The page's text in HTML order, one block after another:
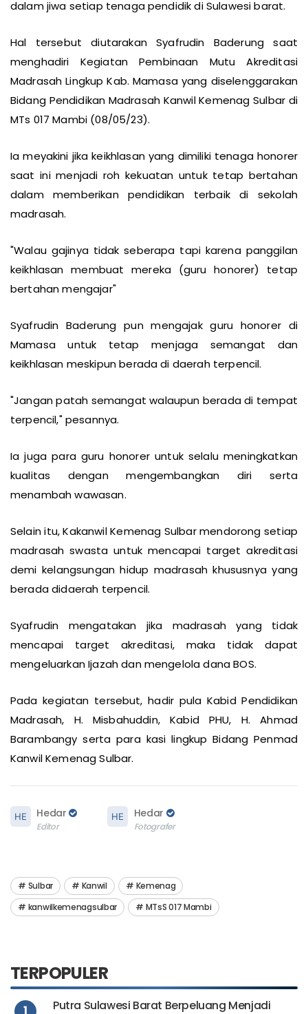
dalam jiwa setiap tenaga pendidik di Sulawesi barat.
Hal tersebut diutarakan Syafrudin Baderung saat
menghadiri Kegiatan Pembinaan Mutu Akreditasi
Madrasah Lingkup Kab. Mamasa yang diselenggarakan
Bidang Pendidikan Madrasah Kanwil Kemenag Sulbar di
MTs 017 Mambi (08/05/23).
Ia meyakini jika keikhlasan yang dimiliki tenaga honorer
saat ini menjadi roh kekuatan untuk tetap bertahan
dalam memberikan pendidikan terbaik di sekolah
madrasah.
"Walau gajinya tidak seberapa tapi karena panggilan
keikhlasan membuat mereka (guru honorer) tetap
bertahan mengajar"
Syafrudin Baderung pun mengajak guru honorer di
Mamasa untuk tetap menjaga semangat dan
keikhlasan meskipun berada di daerah terpencil.
"Jangan patah semangat walaupun berada di tempat
terpencil," pesannya.
Ia juga para guru honorer untuk selalu meningkatkan
kualitas dengan mengembangkan diri serta
menambah wawasan.
Selain itu, Kakanwil Kemenag Sulbar mendorong setiap
madrasah swasta untuk mencapai target akreditasi
demi kelangsungan hidup madrasah khususnya yang
berada didaerah terpencil.
Syafrudin mengatakan jika madrasah yang tidak
mencapai target akreditasi, maka tidak dapat
mengeluarkan Ijazah dan mengelola dana BOS.
Pada kegiatan tersebut, hadir pula Kabid Pendidikan
Madrasah, H. Misbahuddin, Kabid PHU, H. Ahmad
Barambangy serta para kasi lingkup Bidang Penmad
Kanwil Kemenag Sulbar.
Hedar
Editor
Hedar
Fotografer
Sulbar Kanwil
Kemenag
kanwilkemenagsulbar
MTsS 017 Mambi
TERPOPULER
Putra Sulawesi Barat Berpeluang Menjadi